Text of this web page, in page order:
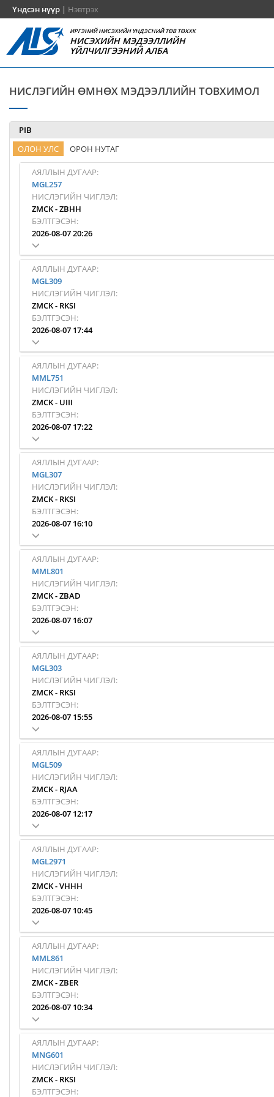
Үндсэн нүүр | Нэвтрэх
ИРГЭНИЙ НИСЭХИЙН ҮНДЭСНИЙ ТӨВ ТӨХХК
НИСЭХИЙН МЭДЭЭЛЛИЙН
ҮЙЛЧИЛГЭЭНИЙ АЛБА
НИСЛЭГИЙН ӨМНӨХ МЭДЭЭЛЛИЙН ТОВХИМОЛ
PIB
ОЛОН УЛС
ОРОН НУТАГ
АЯЛЛЫН ДУГААР:
MGL257
НИСЛЭГИЙН ЧИГЛЭЛ:
ZMCK-ZBHH
БЭЛТГЭСЭН:
2026-08-07 20:26
АЯЛЛЫН ДУГААР:
MGL309
НИСЛЭГИЙН ЧИГЛЭЛ:
ZMCK- RKSI
БЭЛТГЭСЭН:
2026-08-07 17:44
АЯЛЛЫН ДУГААР:
MML751
НИСЛЭГИЙН ЧИГЛЭЛ:
ZMCK- UIII
БЭЛТГЭСЭН:
2026-08-07 17:22
АЯЛЛЫН ДУГААР:
MGL307
НИСЛЭГИЙН ЧИГЛЭЛ:
ZMCK- RKSI
БЭЛТГЭСЭН:
2026-08-07 16:10
АЯЛЛЫН ДУГААР:
MML801
НИСЛЭГИЙН ЧИГЛЭЛ:
ZMCK-ZBAD
БЭЛТГЭСЭН:
2026-08-07 16:07
АЯЛЛЫН ДУГААР:
MGL303
НИСЛЭГИЙН ЧИГЛЭЛ:
ZMCK- RKSI
БЭЛТГЭСЭН:
2026-08-07 15:55
АЯЛЛЫН ДУГААР:
MGL509
НИСЛЭГИЙН ЧИГЛЭЛ:
ZMCK- RJAA
БЭЛТГЭСЭН:
2026-08-07 12:17
АЯЛЛЫН ДУГААР:
MGL2971
НИСЛЭГИЙН ЧИГЛЭЛ:
ZMCK-VHHH
БЭЛТГЭСЭН:
2026-08-07 10:45
АЯЛЛЫН ДУГААР:
MML861
НИСЛЭГИЙН ЧИГЛЭЛ:
ZMCK-ZBER
БЭЛТГЭСЭН:
2026-08-07 10:34
АЯЛЛЫН ДУГААР:
MNG601
НИСЛЭГИЙН ЧИГЛЭЛ:
ZMCK- RKSI
БЭЛТГЭСЭН: